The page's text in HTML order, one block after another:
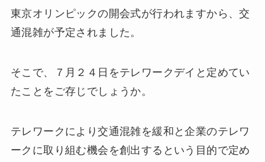
東京オリンピックの開会式が行われますから、交
通混雑が予定されました。
そこで、７月２４日をテレワークデイと定めてい
たことをご存じでしょうか。
テレワークにより交通混雑を緩和と企業のテレワ
ークに取り組む機会を創出するという目的で定め